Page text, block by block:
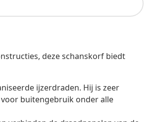
deze schanskorf biedt
ijzerdraden. Hij is zeer
buitengebruik onder alle